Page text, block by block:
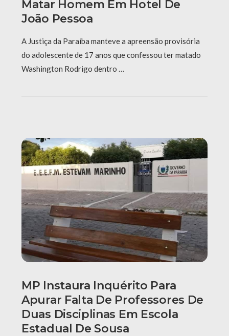
Matar Homem Em Hotel De
João Pessoa
A Justiça da Paraíba manteve a apreensão provisória
do adolescente de 17 anos que confessou ter matado
Washington Rodrigo dentro …
MP Instaura Inquérito Para
Apurar Falta De Professores De
Duas Disciplinas Em Escola
Estadual De Sousa